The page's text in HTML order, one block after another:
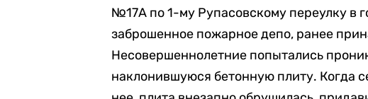
№17А по 1-му Рупасовскому переулку в
заброшенное пожарное депо, ранее
Несовершеннолетние попытались
наклонившуюся бетонную плиту. Когда